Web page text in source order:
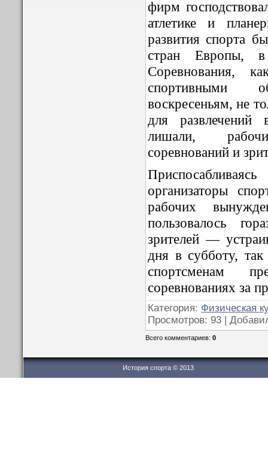
фирм
атлетике и
развития спорта
стран Европы,
Соревнования,
спортивными
воскресеньям, не
для
лишали,
соревнований и
организаторы
рабочих
пользовалось
зрителей —
дня в субботу,
спортсменам
соревнованиях за
Категория: Физическая
Просмотров: 93 |
Всего комментариев:0
История спорта © 2013